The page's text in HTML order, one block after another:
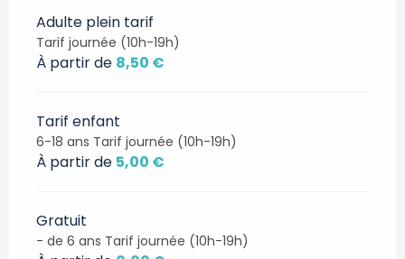
Adulte plein tarif
Tarif journée (10h-19h)
À partir de 8,50 €
Tarif enfant
6-18 ans Tarif journée (10h-19h)
À partir de 5,00 €
Gratuit
- de 6 ans Tarif journée (10h-19h)